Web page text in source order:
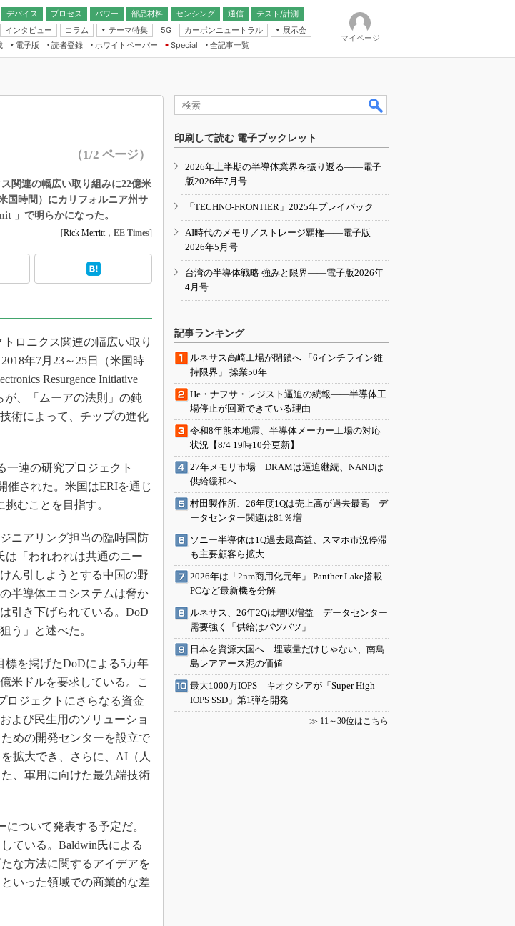
デバイス
プロセス パワー 部品材料 センシング
通信
無線
テスト/計測
インタビュー コラム
テーマ特集
Times Research）
Japan）
5G カーボンニュートラル
展示会
IoT・エッジコンピューティング
EXPO
TECHNO-FRONTIER
人とくるま展
電子版
読者登録 ホワイトペーパー
Special
全記事一覧
マイページ
（1/2 ページ）
関連の幅広い取り組みに22億米
国時間）にカリフォルニア州サ
」で明らかになった。
[Rick Merritt， EE Times]
ロニクス関連の幅広い取り
年7月23～25日（米国時
Resurgence Initiative
が、「ムーアの法則」の鈍
術によって、チップの進化
連の研究プロジェクト
催された。米国はERIを通じ
むことを目指す。
ニアリング担当の臨時国防
は「われわれは共通のニー
ん引しようとする中国の野
半導体エコシステムは脅か
引き下げられている。DoD
う」と述べた。
を掲げたDoDによる5カ年
米ドルを要求している。こ
ロジェクトにさらなる資金
よび民生用のソリューショ
めの開発センターを設立で
拡大でき、さらに、AI（人
、軍用に向けた最先端技術
ついて発表する予定だ。
ている。Baldwin氏による
な方法に関するアイデアを
いった領域での商業的な差
印刷して読む 電子ブックレット
2026年上半期の半導体業界を振り返る――電子
版2026年7月号
「TECHNO-FRONTIER」2025年プレイバック
AI時代のメモリ／ストレージ覇権――電子版
2026年5月号
台湾の半導体戦略 強みと限界――電子版2026年
4月号
記事ランキング
ルネサス高崎工場が閉鎖へ 「6インチライン維
持限界」 操業50年
He・ナフサ・レジスト逼迫の続報――半導体工
場停止が回避できている理由
令和8年熊本地震、半導体メーカー工場の対応
状況【8/4 19時10分更新】
27年メモリ市場 DRAMは逼迫継続、NANDは
供給緩和へ
村田製作所、26年度1Qは売上高が過去最高 デ
ータセンター関連は81％増
ソニー半導体は1Q過去最高益、スマホ市況停滞
も主要顧客ら拡大
2026年は「2nm商用化元年」 Panther Lake搭載
PCなど最新機を分解
ルネサス、26年2Qは増収増益 データセンター
需要強く「供給はパツパツ」
日本を資源大国へ 埋蔵量だけじゃない、南鳥
島レアアース泥の価値
最大1000万IOPS キオクシアが「Super High
IOPS SSD」第1弾を開発
≫ 11～30位はこちら